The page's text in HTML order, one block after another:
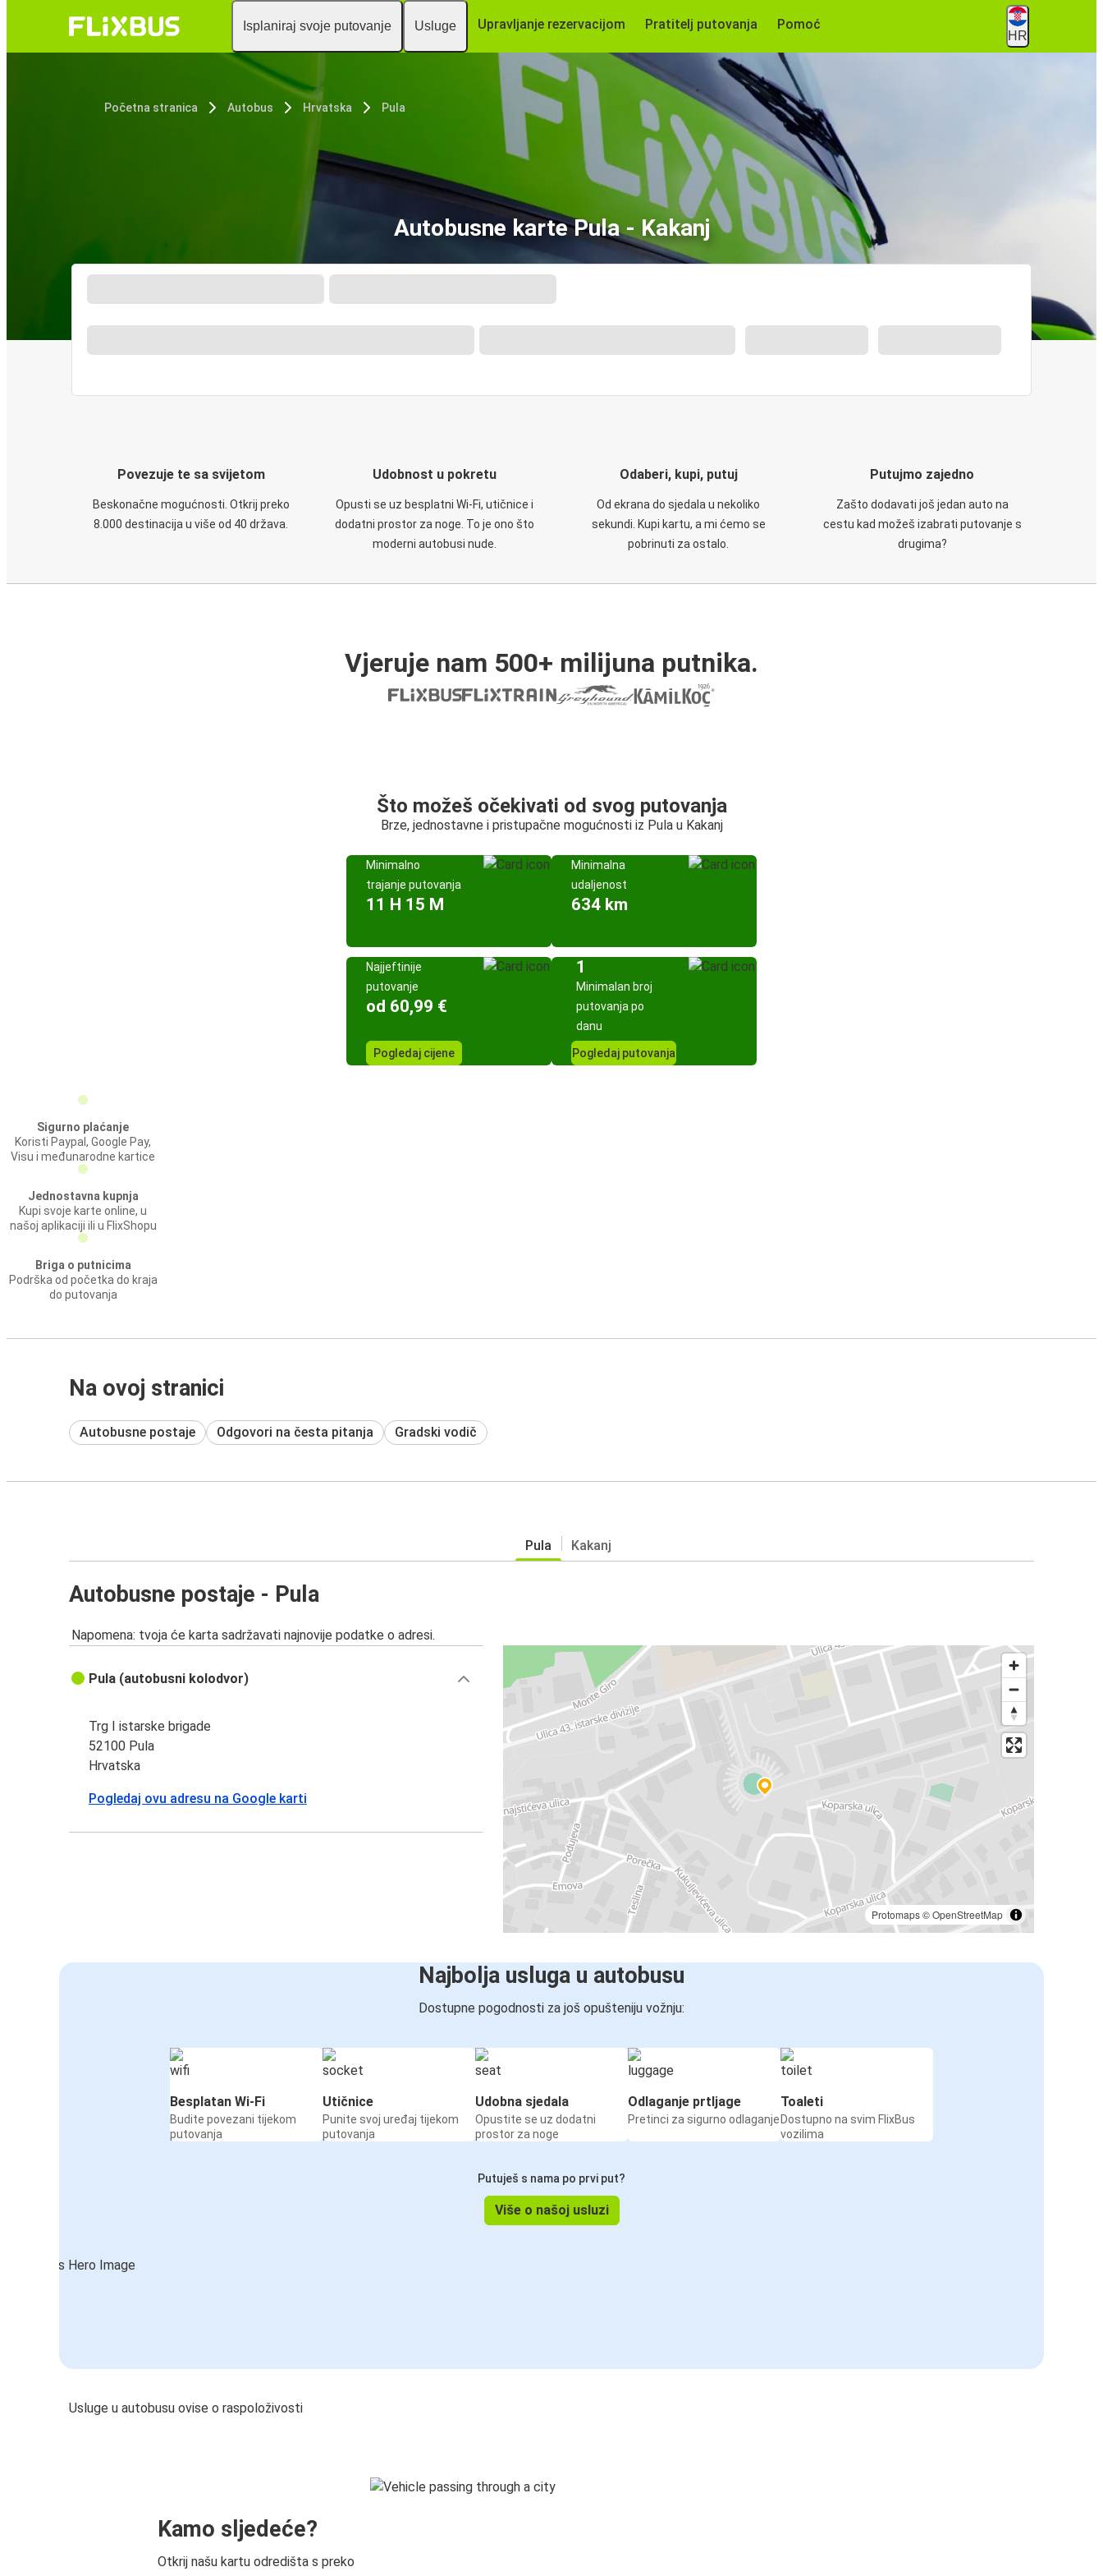
Isplaniraj svoje putovanje Usluge Upravljanje rezervacijom Pratitelj putovanja Pomoć
HR
Početna stranica Autobus Hrvatska Pula
Autobusne karte Pula - Kakanj
Povezuje te sa svijetom
Beskonačne mogućnosti. Otkrij preko
8.000 destinacija u više od 40 država.
Udobnost u pokretu
Opusti se uz besplatni Wi-Fi, utičnice i
dodatni prostor za noge. To je ono što
moderni autobusi nude.
Odaberi, kupi, putuj
Od ekrana do sjedala u nekoliko
sekundi. Kupi kartu, a mi ćemo se
pobrinuti za ostalo.
Putujmo zajedno
Zašto dodavati još jedan auto na
cestu kad možeš izabrati putovanje s
drugima?
Vjeruje nam 500+ milijuna putnika.
Što možeš očekivati od svog putovanja
Brze, jednostavne i pristupačne mogućnosti iz Pula u Kakanj
Minimalno
trajanje putovanja
11 H 15 M
Minimalna
udaljenost
634 km
Najjeftinije
putovanje
od 60,99 €
Pogledaj cijene
1
Minimalan broj
putovanja po
danu
Pogledaj putovanja
Sigurno plaćanje
Koristi Paypal, Google Pay,
Visu i međunarodne kartice
Jednostavna kupnja
Kupi svoje karte online, u
našoj aplikaciji ili u FlixShopu
Briga o putnicima
Podrška od početka do kraja
do putovanja
Na ovoj stranici
Autobusne postaje Odgovori na česta pitanja Gradski vodič
Pula Kakanj
Autobusne postaje - Pula
Napomena: tvoja će karta sadržavati najnovije podatke o adresi.
Protomaps©OpenStreetMap
Pula (autobusni kolodvor)
Trg I istarske brigade
52100 Pula
Hrvatska
Pogledaj ovu adresu na Google karti
Najbolja usluga u autobusu
Dostupne pogodnosti za još opušteniju vožnju:
Besplatan Wi-Fi
Budite povezani tijekom
putovanja
Utičnice
Punite svoj uređaj tijekom
putovanja
Udobna sjedala
Opustite se uz dodatni
prostor za noge
Odlaganje prtljage
Pretinci za sigurno odlaganje
Toaleti
Dostupno na svim FlixBus
vozilima
Putuješ s nama po prvi put?
Više o našoj usluzi
Usluge u autobusu ovise o raspoloživosti
Kamo sljedeće?
Otkrij našu kartu odredišta s preko